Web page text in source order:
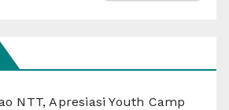
NTT, Apresiasi Youth Camp